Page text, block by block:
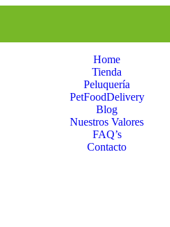
Home
Tienda
Peluquería
PetFoodDelivery
Blog
Nuestros Valores
FAQ’s
Contacto